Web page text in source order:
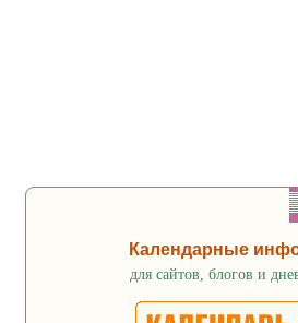
Календарные
для сайтов, блогов и